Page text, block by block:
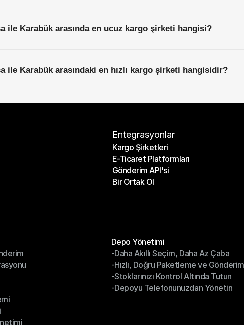
ile Karabük arasında en ucuz kargo şirketi hangisi?
ile Karabük arasındaki en hızlı kargo şirketi hangisidir?
Entegrasyonlar
Kargo Şirketleri
Kargo Şirketleri
E-Ticaret Platformları
E-Ticaret Platformları
Gönderim API'si
Gönderim API'si
Bir Ortak Ol
Depo Yönetimi
Depo Yönetimi
-Daha Akıllı Seçim, Daha Az Çaba
-Daha Akıllı Seçim, Daha Az Çaba
-Hızlı, Doğru Paketleme ve Gönderim
-Hızlı, Doğru Paketleme ve Gönderim
-Stoklarınızı Kontrol Altında Tutun
-Stoklarınızı Kontrol Altında Tutun
-Depoyu Telefonunuzdan Yönetin